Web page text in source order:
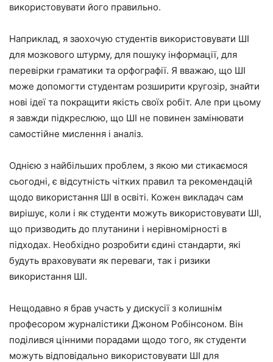
використовувати його правильно.
Наприклад, я заохочую студентів використовувати ШІ
для мозкового штурму, для пошуку інформації, для
перевірки граматики та орфографії. Я вважаю, що ШІ
може допомогти студентам розширити кругозір, знайти
нові ідеї та покращити якість своїх робіт. Але при цьому
я завжди підкреслюю, що ШІ не повинен замінювати
самостійне мислення і аналіз.
Однією з найбільших проблем, з якою ми стикаємося
сьогодні, є відсутність чітких правил та рекомендацій
щодо використання ШІ в освіті. Кожен викладач сам
вирішує, коли і як студенти можуть використовувати ШІ,
що призводить до плутанини і нерівномірності в
підходах. Необхідно розробити єдині стандарти, які
будуть враховувати як переваги, так і ризики
використання ШІ.
Нещодавно я брав участь у дискусії з колишнім
професором журналістики Джоном Робінсоном. Він
поділився цінними порадами щодо того, як студенти
можуть відповідально використовувати ШІ для